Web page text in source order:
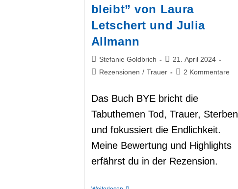
bleibt” von Laura
Letschert und Julia
Allmann
Beitrags-
Autor:
Stefanie Goldbrich
Beitrag
veröffentlicht:
21. April 2024
Beitrags-
Rezensionen / Trauer
Beitrags-
2 Kommentare
Das Buch BYE bricht die
Tabuthemen Tod, Trauer, Sterben
und fokussiert die Endlichkeit.
Meine Bewertung und Highlights
erfährst du in der Rezension.